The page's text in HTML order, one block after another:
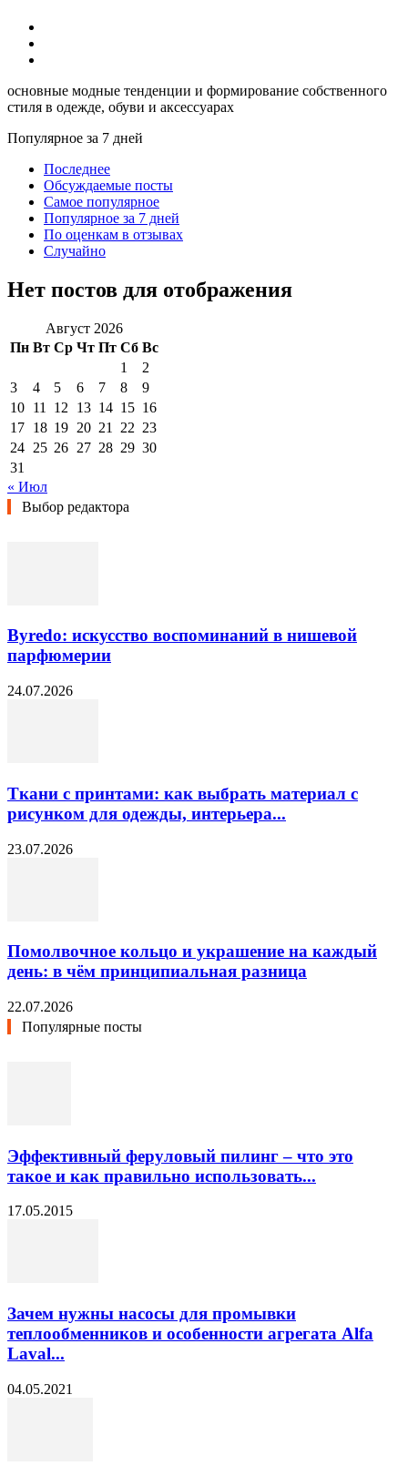
основные модные тенденции и формирование собственного
стиля в одежде, обуви и аксессуарах
Популярное за 7 дней
Последнее
Обсуждаемые посты
Самое популярное
Популярное за 7 дней
По оценкам в отзывах
Случайно
Нет постов для отображения
Август 2026
Пн Вт Ср Чт Пт Сб Вс
1
2
3
4 5 6 7 8
9
10 11 12 13 14 15 16
17 18 19 20 21 22 23
24 25 26 27 28 29 30
31
« Июл
Выбор редактора
Byredo: искусство воспоминаний в нишевой
парфюмерии
24.07.2026
Ткани с принтами: как выбрать материал с
рисунком для одежды, интерьера...
23.07.2026
Помолвочное кольцо и украшение на каждый
день: в чём принципиальная разница
22.07.2026
Популярные посты
Эффективный феруловый пилинг – что это
такое и как правильно использовать...
17.05.2015
Зачем нужны насосы для промывки
теплообменников и особенности агрегата Alfa
Laval...
04.05.2021